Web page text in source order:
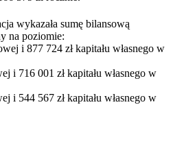
wykazała sumę bilansową
na poziomie:
i 877 724 zł kapitału własnego w
i 716 001 zł kapitału własnego w
i 544 567 zł kapitału własnego w